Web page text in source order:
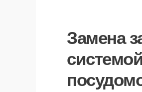
Замена